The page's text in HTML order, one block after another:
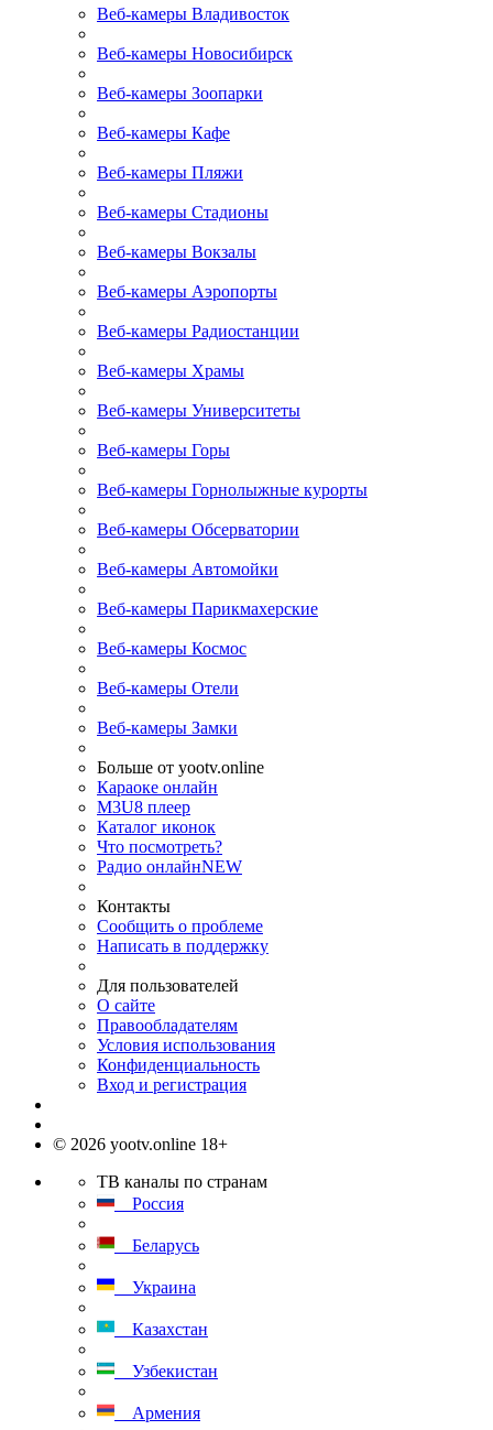
Веб-камеры Владивосток
Веб-камеры Новосибирск
Веб-камеры Зоопарки
Веб-камеры Кафе
Веб-камеры Пляжи
Веб-камеры Стадионы
Веб-камеры Вокзалы
Веб-камеры Аэропорты
Веб-камеры Радиостанции
Веб-камеры Храмы
Веб-камеры Университеты
Веб-камеры Горы
Веб-камеры Горнолыжные курорты
Веб-камеры Обсерватории
Веб-камеры Автомойки
Веб-камеры Парикмахерские
Веб-камеры Космос
Веб-камеры Отели
Веб-камеры Замки
Больше от yootv.online
Караоке онлайн
M3U8 плеер
Каталог иконок
Что посмотреть?
Радио онлайнNEW
Контакты
Сообщить о проблеме
Написать в поддержку
Для пользователей
О сайте
Правообладателям
Условия использования
Конфиденциальность
Вход и регистрация
© 2026 yootv.online 18+
ТВ каналы по странам
Россия
Беларусь
Украина
Казахстан
Узбекистан
Армения